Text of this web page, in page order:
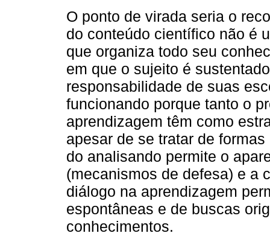
O ponto de virada seria o
do conteúdo científico não é
que organiza todo seu
em que o sujeito é
responsabilidade de suas
funcionando porque tanto o
aprendizagem têm como
apesar de se tratar de
do analisando permite o
(mecanismos de defesa) e a
diálogo na aprendizagem
espontâneas e de buscas
conhecimentos.